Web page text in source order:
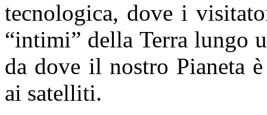
tecnologica, dove i
“intimi” della Terra lungo
da dove il nostro Pianeta
ai satelliti.